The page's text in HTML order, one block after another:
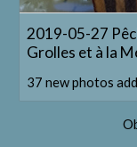
2019-05-27
Grolles et à la
37 new photos